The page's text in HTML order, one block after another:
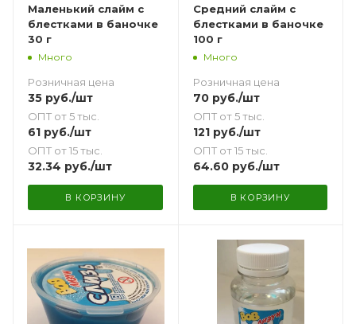
Маленький слайм с
блестками в баночке
30 г
Много
Розничная цена
35 руб./шт
ОПТ от 5 тыс.
61 руб./шт
ОПТ от 15 тыс.
32.34 руб./шт
В КОРЗИНУ
Средний слайм с
блестками в баночке
100 г
Много
Розничная цена
70руб./шт
ОПТ от 5 тыс.
121руб./шт
ОПТ от 15 тыс.
64.60руб./шт
В КОРЗИНУ